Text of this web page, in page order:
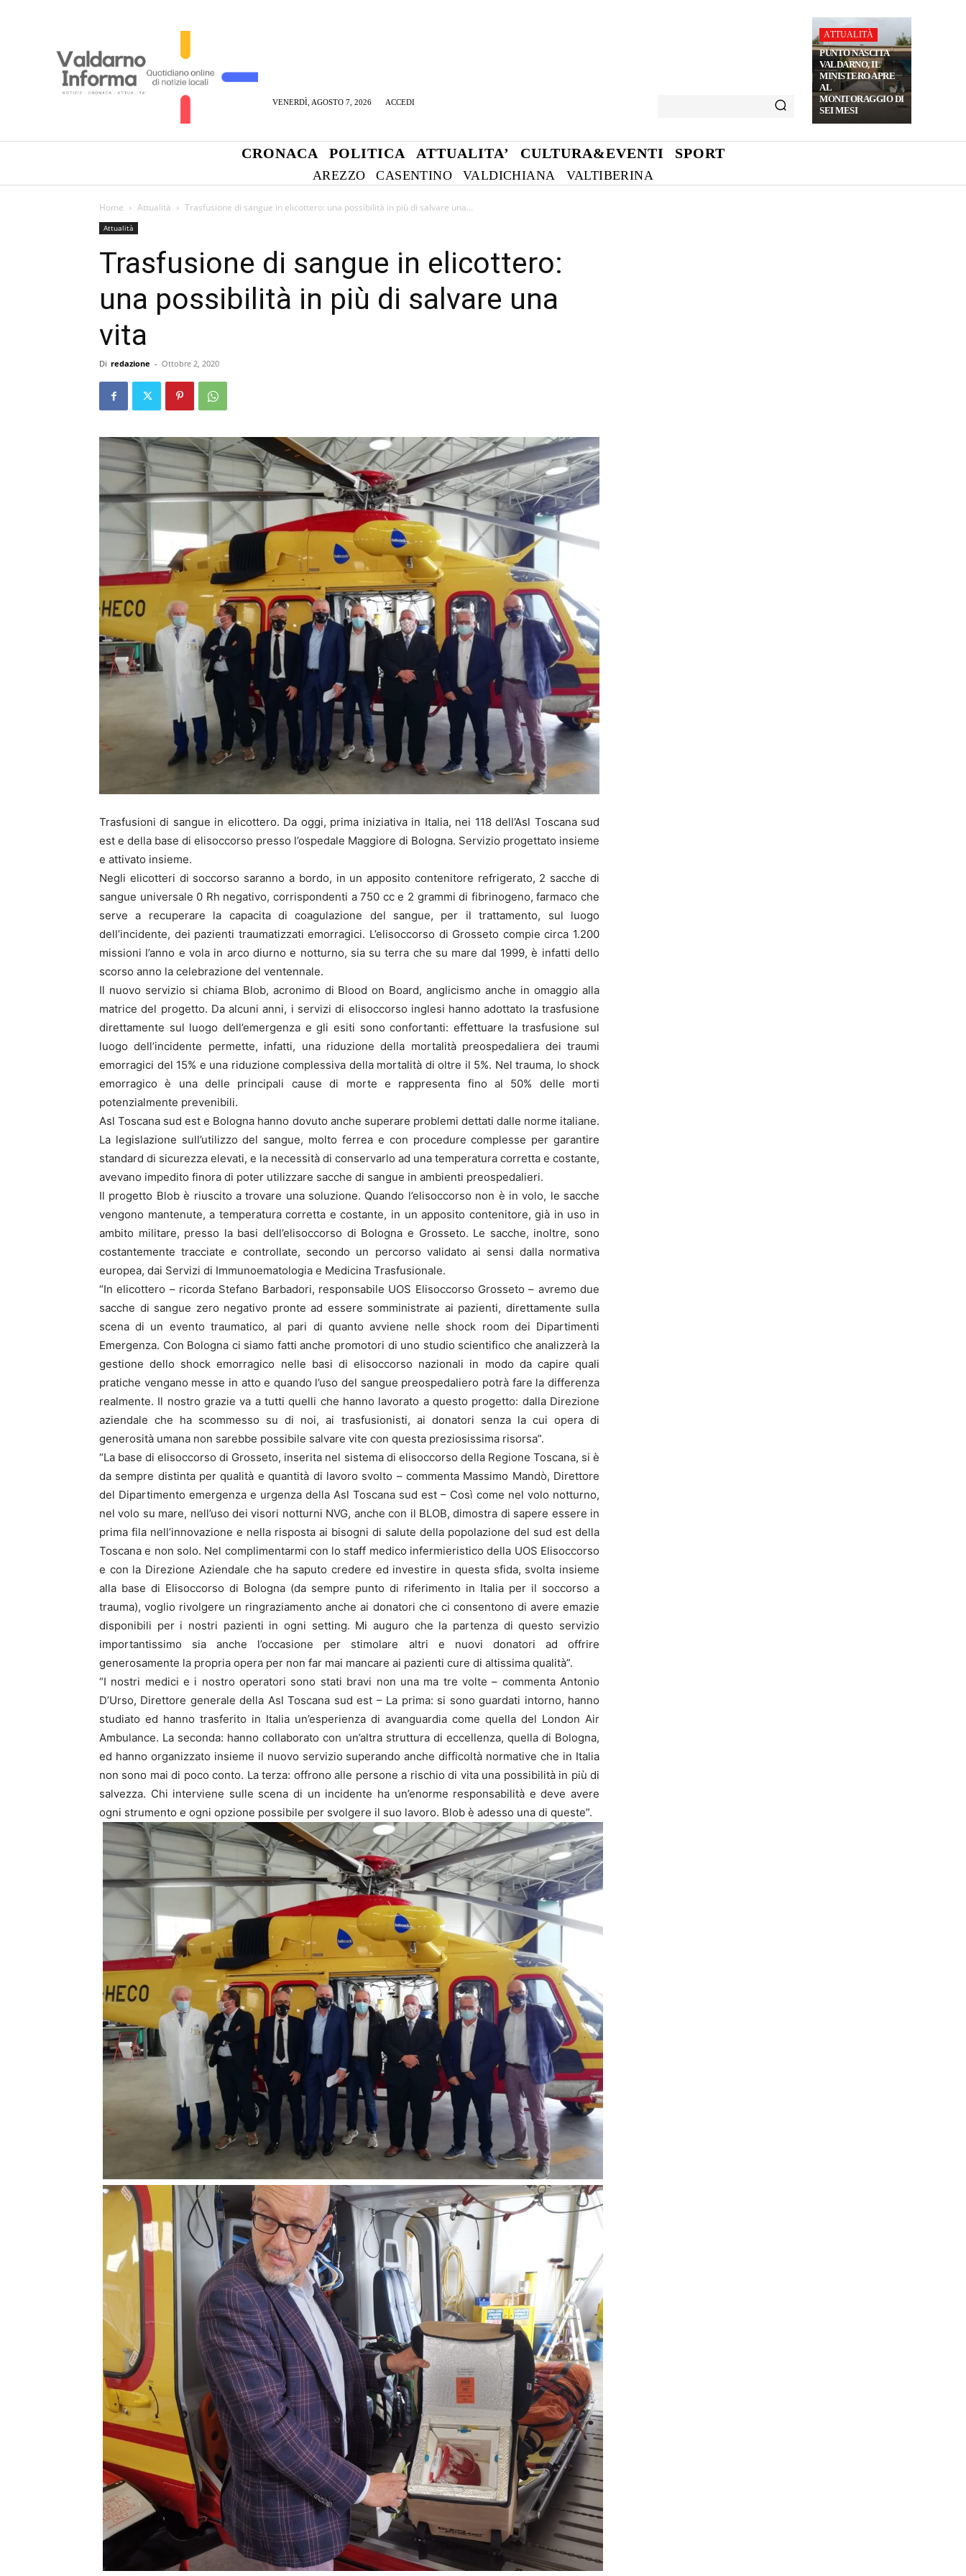
VENERDÌ, AGOSTO 7, 2026 ACCEDI
ATTUALITÀ
PUNTO NASCITA
VALDARNO, IL
MINISTERO APRE
AL
MONITORAGGIO DI
SEI MESI
CRONACA POLITICA ATTUALITA’ CULTURA&EVENTI SPORT
AREZZO CASENTINO VALDICHIANA VALTIBERINA
Home Attualità Trasfusione di sangue in elicottero: una possibilità in più di salvare una...
Attualità
Trasfusione di sangue in elicottero:
una possibilità in più di salvare una
vita
Di redazione - Ottobre 2, 2020
Trasfusioni di sangue in elicottero. Da oggi, prima iniziativa in Italia, nei 118 dell’Asl Toscana sud
est e della base di elisoccorso presso l’ospedale Maggiore di Bologna. Servizio progettato insieme
e attivato insieme.
Negli elicotteri di soccorso saranno a bordo, in un apposito contenitore refrigerato, 2 sacche di
sangue universale 0 Rh negativo, corrispondenti a 750 cc e 2 grammi di fibrinogeno, farmaco che
serve a recuperare la capacita di coagulazione del sangue, per il trattamento, sul luogo
dell’incidente, dei pazienti traumatizzati emorragici. L’elisoccorso di Grosseto compie circa 1.200
missioni l’anno e vola in arco diurno e notturno, sia su terra che su mare dal 1999, è infatti dello
scorso anno la celebrazione del ventennale.
Il nuovo servizio si chiama Blob, acronimo di Blood on Board, anglicismo anche in omaggio alla
matrice del progetto. Da alcuni anni, i servizi di elisoccorso inglesi hanno adottato la trasfusione
direttamente sul luogo dell’emergenza e gli esiti sono confortanti: effettuare la trasfusione sul
luogo dell’incidente permette, infatti, una riduzione della mortalità preospedaliera dei traumi
emorragici del 15% e una riduzione complessiva della mortalità di oltre il 5%. Nel trauma, lo shock
emorragico è una delle principali cause di morte e rappresenta fino al 50% delle morti
potenzialmente prevenibili.
Asl Toscana sud est e Bologna hanno dovuto anche superare problemi dettati dalle norme italiane.
La legislazione sull’utilizzo del sangue, molto ferrea e con procedure complesse per garantire
standard di sicurezza elevati, e la necessità di conservarlo ad una temperatura corretta e costante,
avevano impedito finora di poter utilizzare sacche di sangue in ambienti preospedalieri.
Il progetto Blob è riuscito a trovare una soluzione. Quando l’elisoccorso non è in volo, le sacche
vengono mantenute, a temperatura corretta e costante, in un apposito contenitore, già in uso in
ambito militare, presso la basi dell’elisoccorso di Bologna e Grosseto. Le sacche, inoltre, sono
costantemente tracciate e controllate, secondo un percorso validato ai sensi dalla normativa
europea, dai Servizi di Immunoematologia e Medicina Trasfusionale.
“In elicottero – ricorda Stefano Barbadori, responsabile UOS Elisoccorso Grosseto – avremo due
sacche di sangue zero negativo pronte ad essere somministrate ai pazienti, direttamente sulla
scena di un evento traumatico, al pari di quanto avviene nelle shock room dei Dipartimenti
Emergenza. Con Bologna ci siamo fatti anche promotori di uno studio scientifico che analizzerà la
gestione dello shock emorragico nelle basi di elisoccorso nazionali in modo da capire quali
pratiche vengano messe in atto e quando l’uso del sangue preospedaliero potrà fare la differenza
realmente. Il nostro grazie va a tutti quelli che hanno lavorato a questo progetto: dalla Direzione
aziendale che ha scommesso su di noi, ai trasfusionisti, ai donatori senza la cui opera di
generosità umana non sarebbe possibile salvare vite con questa preziosissima risorsa”.
“La base di elisoccorso di Grosseto, inserita nel sistema di elisoccorso della Regione Toscana, si è
da sempre distinta per qualità e quantità di lavoro svolto – commenta Massimo Mandò, Direttore
del Dipartimento emergenza e urgenza della Asl Toscana sud est – Così come nel volo notturno,
nel volo su mare, nell’uso dei visori notturni NVG, anche con il BLOB, dimostra di sapere essere in
prima fila nell’innovazione e nella risposta ai bisogni di salute della popolazione del sud est della
Toscana e non solo. Nel complimentarmi con lo staff medico infermieristico della UOS Elisoccorso
e con la Direzione Aziendale che ha saputo credere ed investire in questa sfida, svolta insieme
alla base di Elisoccorso di Bologna (da sempre punto di riferimento in Italia per il soccorso a
trauma), voglio rivolgere un ringraziamento anche ai donatori che ci consentono di avere emazie
disponibili per i nostri pazienti in ogni setting. Mi auguro che la partenza di questo servizio
importantissimo sia anche l’occasione per stimolare altri e nuovi donatori ad offrire
generosamente la propria opera per non far mai mancare ai pazienti cure di altissima qualità”.
“I nostri medici e i nostro operatori sono stati bravi non una ma tre volte – commenta Antonio
D’Urso, Direttore generale della Asl Toscana sud est – La prima: si sono guardati intorno, hanno
studiato ed hanno trasferito in Italia un’esperienza di avanguardia come quella del London Air
Ambulance. La seconda: hanno collaborato con un’altra struttura di eccellenza, quella di Bologna,
ed hanno organizzato insieme il nuovo servizio superando anche difficoltà normative che in Italia
non sono mai di poco conto. La terza: offrono alle persone a rischio di vita una possibilità in più di
salvezza. Chi interviene sulle scena di un incidente ha un’enorme responsabilità e deve avere
ogni strumento e ogni opzione possibile per svolgere il suo lavoro. Blob è adesso una di queste”.